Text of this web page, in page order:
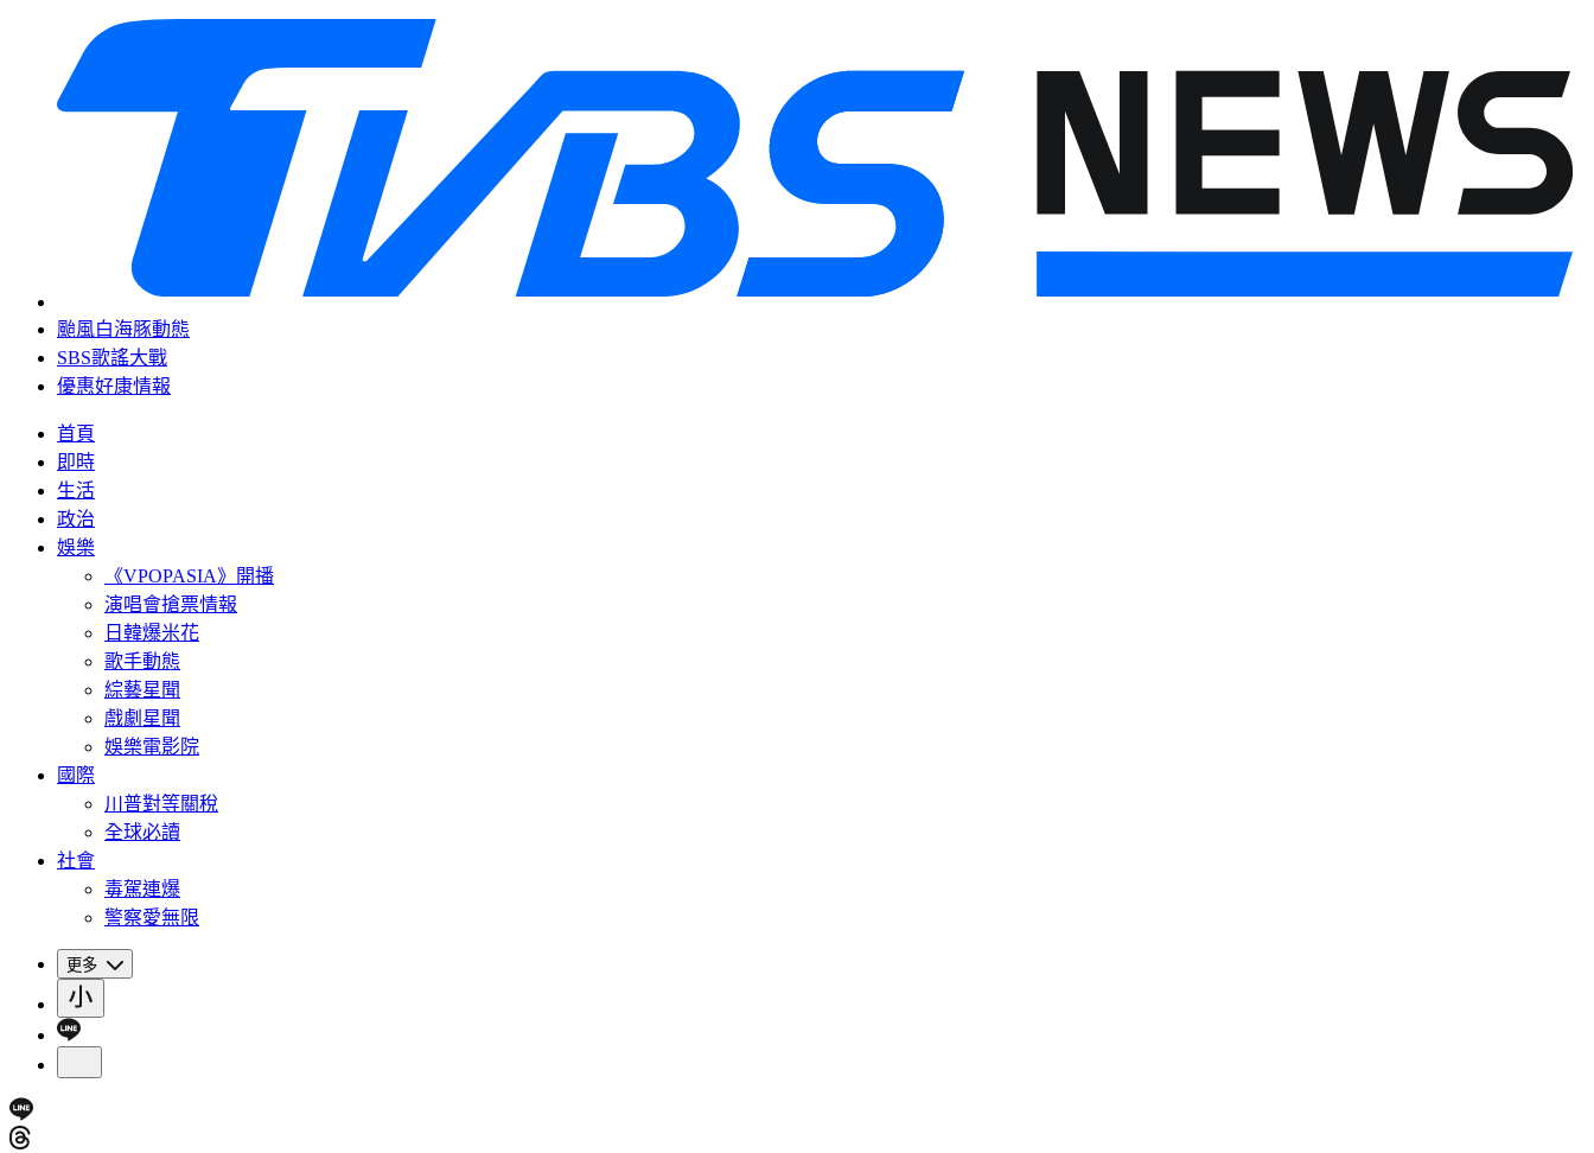
颱風白海豚動態
SBS歌謠大戰
優惠好康情報
首頁
即時
生活
政治
娛樂
《VPOPASIA》開播
演唱會搶票情報
日韓爆米花
歌手動態
綜藝星聞
戲劇星聞
娛樂電影院
國際
川普對等關稅
全球必讀
社會
毒駕連爆
警察愛無限
更多